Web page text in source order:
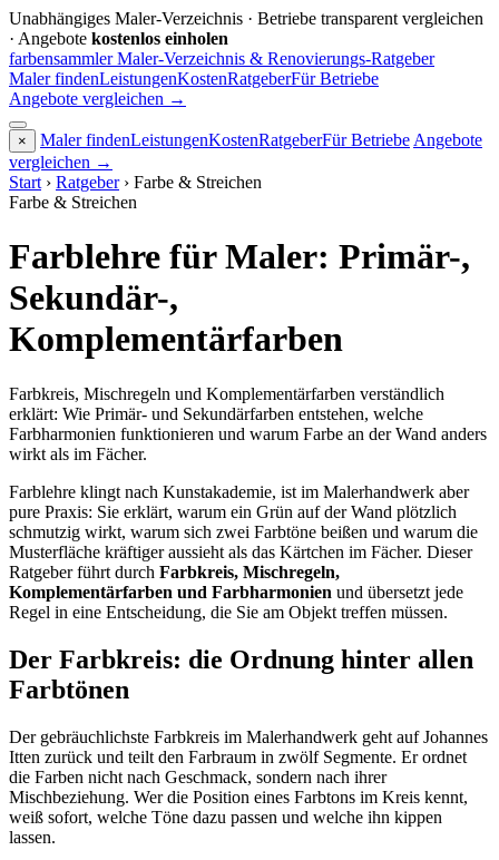
Unabhängiges Maler-Verzeichnis · Betriebe transparent vergleichen
· Angebote kostenlos einholen
farbensammler Maler-Verzeichnis & Renovierungs-Ratgeber
Maler findenLeistungenKostenRatgeberFür Betriebe
Angebote vergleichen →
× Maler findenLeistungenKostenRatgeberFür Betriebe Angebote
vergleichen →
Start › Ratgeber› Farbe & Streichen
Farbe & Streichen
Farblehre für Maler: Primär-,
Sekundär-,
Komplementärfarben
Farbkreis, Mischregeln und Komplementärfarben verständlich
erklärt: Wie Primär- und Sekundärfarben entstehen, welche
Farbharmonien funktionieren und warum Farbe an der Wand anders
wirkt als im Fächer.
Farblehre klingt nach Kunstakademie, ist im Malerhandwerk aber
pure Praxis: Sie erklärt, warum ein Grün auf der Wand plötzlich
schmutzig wirkt, warum sich zwei Farbtöne beißen und warum die
Musterfläche kräftiger aussieht als das Kärtchen im Fächer. Dieser
Ratgeber führt durch Farbkreis, Mischregeln,
Komplementärfarben und Farbharmonien und übersetzt jede
Regel in eine Entscheidung, die Sie am Objekt treffen müssen.
Der Farbkreis: die Ordnung hinter allen
Farbtönen
Der gebräuchlichste Farbkreis im Malerhandwerk geht auf Johannes
Itten zurück und teilt den Farbraum in zwölf Segmente. Er ordnet
die Farben nicht nach Geschmack, sondern nach ihrer
Mischbeziehung. Wer die Position eines Farbtons im Kreis kennt,
weiß sofort, welche Töne dazu passen und welche ihn kippen
lassen.